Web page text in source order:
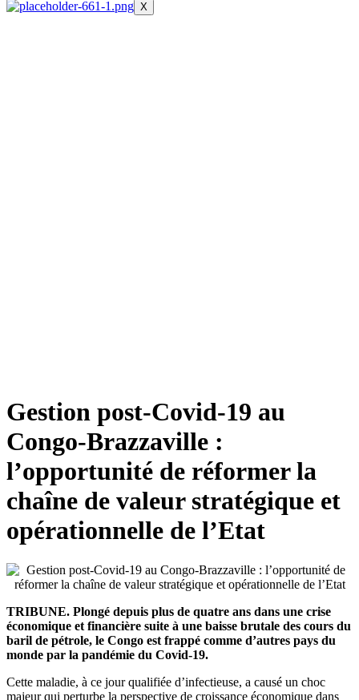
X
Gestion post-Covid-19 au
Congo-Brazzaville :
l’opportunité de réformer la
chaîne de valeur stratégique et
opérationnelle de l’Etat
TRIBUNE. Plongé depuis plus de quatre ans dans une crise
économique et financière suite à une baisse brutale des cours du
baril de pétrole, le Congo est frappé comme d’autres pays du
monde par la pandémie du Covid-19.
Cette maladie, à ce jour qualifiée d’infectieuse, a causé un choc
majeur qui perturbe la perspective de croissance économique dans